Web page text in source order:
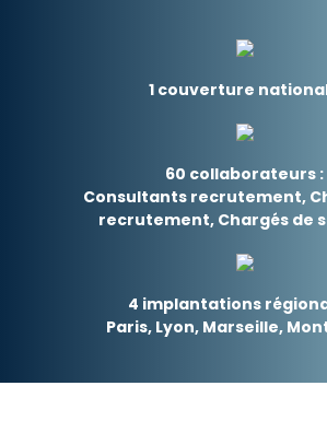
1 couverture
60 collaborateurs :
Consultants recrutement,
recrutement, Chargés de
4 implantations
Paris, Lyon, Marseille,